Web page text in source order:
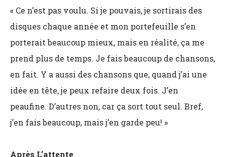
« Ce n’est pas voulu. Si je pouvais, je sortirais des
disques chaque année et mon portefeuille s’en
porterait beaucoup mieux, mais en réalité, ça me
prend plus de temps. Je fais beaucoup de chansons,
en fait. Y a aussi des chansons que, quand j’ai une
idée en tête, je peux refaire deux fois. J’en
peaufine. D’autres non, car ça sort tout seul. Bref,
j’en fais beaucoup, mais j’en garde peu! »
Après L’attente